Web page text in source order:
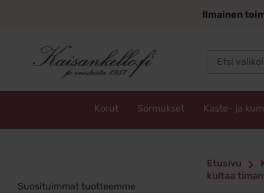
Ilmainen
Korut Sormukset Kaste- ja
Suosituimmat tuotteemme
Etusivu
kultaa